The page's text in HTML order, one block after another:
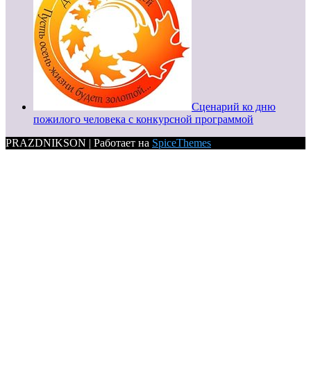
Сценарий ко дню
пожилого человека с конкурсной программой
PRAZDNIKSON | Работает на SpiceThemes